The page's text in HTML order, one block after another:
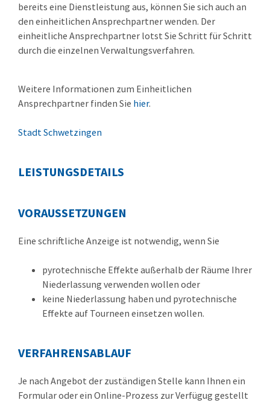
bereits eine Dienstleistung aus, können Sie sich auch an
den einheitlichen Ansprechpartner wenden. Der
einheitliche Ansprechpartner lotst Sie Schritt für Schritt
durch die einzelnen Verwaltungsverfahren.
Weitere Informationen zum Einheitlichen
Ansprechpartner finden Sie hier.
Stadt Schwetzingen
LEISTUNGSDETAILS
VORAUSSETZUNGEN
Eine schriftliche Anzeige ist notwendig, wenn Sie
pyrotechnische Effekte außerhalb der Räume Ihrer
Niederlassung verwenden wollen oder
keine Niederlassung haben und pyrotechnische
Effekte auf Tourneen einsetzen wollen.
VERFAHRENSABLAUF
Je nach Angebot der zuständigen Stelle kann Ihnen ein
Formular oder ein Online-Prozess zur Verfügug gestellt